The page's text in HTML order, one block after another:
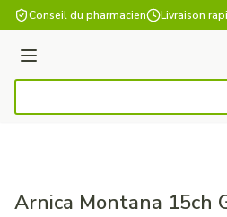
Aller au contenu
Conseil du pharmacien Livraison
Menu
Arnica Montana 15ch